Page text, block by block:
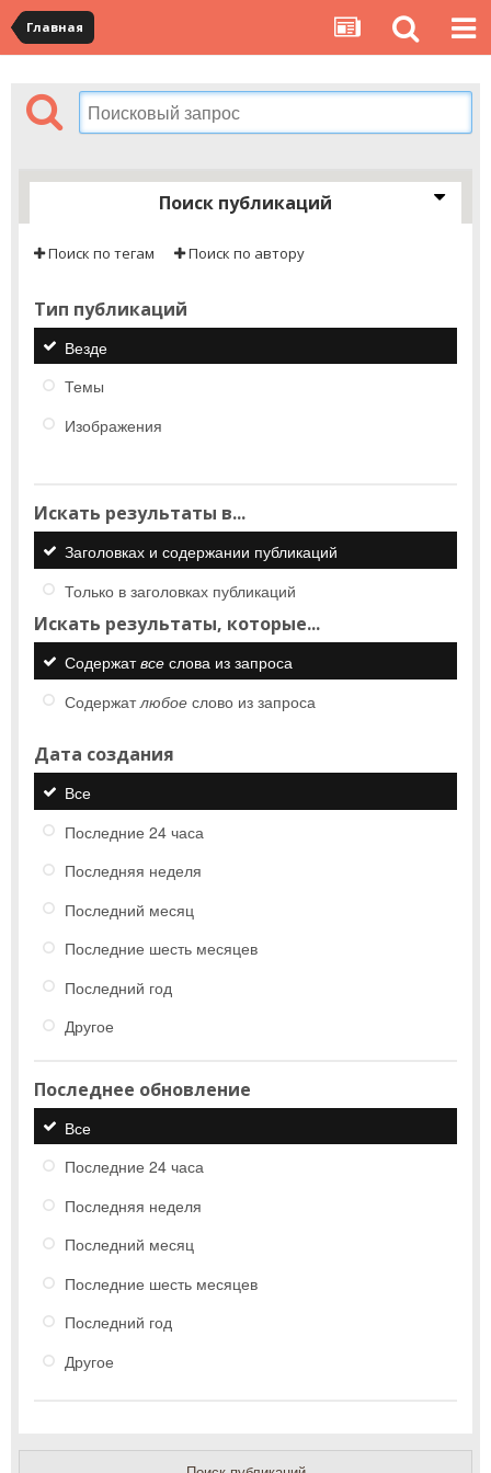
Главная
Поиск публикаций
Поиск по тегам Поиск по автору
Тип публикаций
Везде
Темы
Изображения
Искать результаты в...
Заголовках и содержании публикаций
Только в заголовках публикаций
Искать результаты, которые...
Содержатвсе слова из запроса
Содержатлюбое слово из запроса
Дата создания
Все
Последние 24 часа
Последняя неделя
Последний месяц
Последние шесть месяцев
Последний год
Другое
Последнее обновление
Все
Последние 24 часа
Последняя неделя
Последний месяц
Последние шесть месяцев
Последний год
Другое